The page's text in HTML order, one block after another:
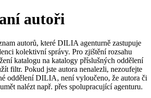
autoři
autorů, které DILIA agenturně zastupuje
kolektivní správy. Pro zjištění rozsahu
katalogu na katalogy příslušných oddělení
filtr. Pokud jste autora nenalezli, nezoufejte
oddělení DILIA, není vyloučeno, že autora či
nalézt např. přes spolupracující agenturu.